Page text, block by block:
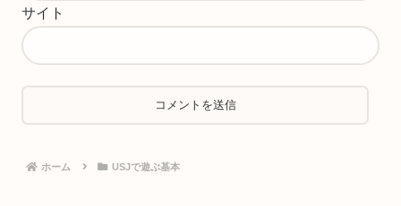
サイト
ホーム USJで遊ぶ基本